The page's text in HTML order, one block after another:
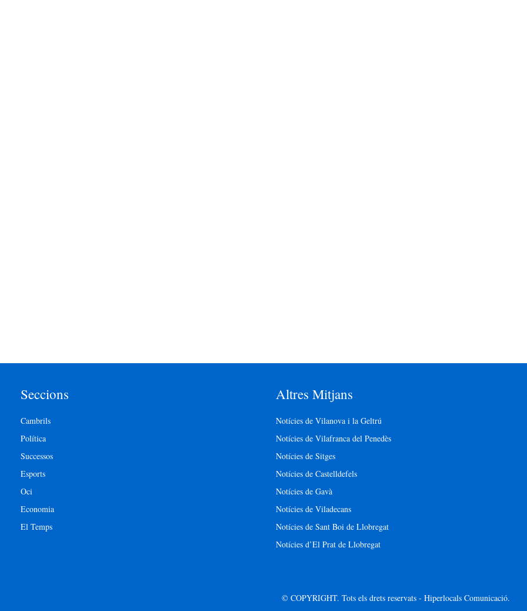
Seccions
Cambrils
Política
Successos
Esports
Oci
Economia
El Temps
Altres Mitjans
Notícies de Vilanova i la Geltrú
Notícies de Vilafranca del Penedès
Notícies de Sitges
Notícies de Castelldefels
Notícies de Gavà
Notícies de Viladecans
Notícies de Sant Boi de Llobregat
Notícies d’El Prat de Llobregat
© COPYRIGHT. Tots els drets reservats - Hiperlocals Comunicació.